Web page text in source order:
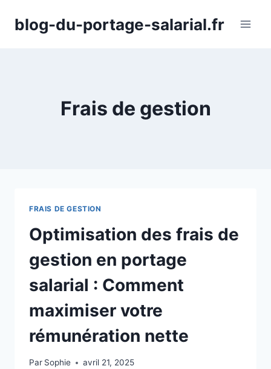
blog-du-portage-salarial.fr
Frais de gestion
FRAIS DE GESTION
Optimisation des frais de
gestion en portage
salarial : Comment
maximiser votre
rémunération nette
Par Sophie avril 21, 2025